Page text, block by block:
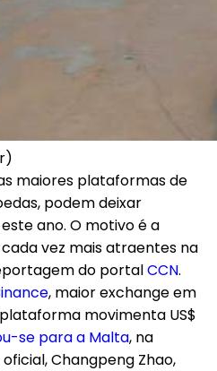
maiores plataformas de
podem deixar
ano. O motivo é a
vez mais atraentes na
do portalCCN.
, maior exchange em
movimenta US$
se para a Malta, na
Changpeng Zhao,